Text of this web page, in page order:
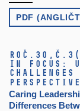
PDF
Roč.30, č.3
in Focus:
Challenges
Caring
Differences